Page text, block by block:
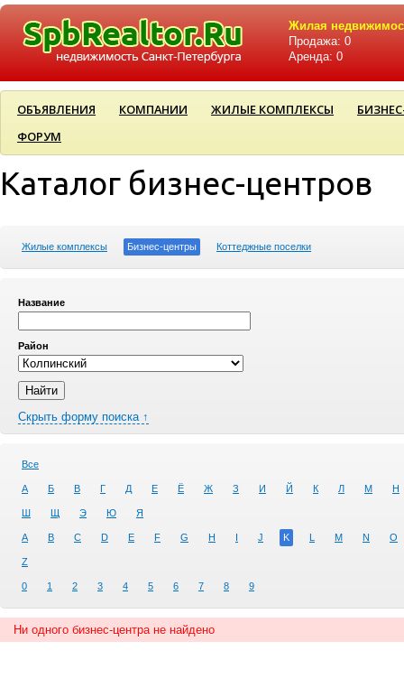
Жилая
Продажа: 0
Аренда: 0
ОБЪЯВЛЕНИЯ КОМПАНИИ ЖИЛЫЕ КОМПЛЕКСЫ
ФОРУМ
Каталог бизнес-центров
Жилые комплексы Бизнес-центры Коттеджные поселки
Название
Район
Скрыть форму поиска ↑
Все
А Б В Г Д Е Ё Ж З И Й К Л М Н
Ш Щ Э Ю Я
A B C D E F G H I J K L M N O
Z
0 1 2 3 4 5 6 7 8 9
Ни одного бизнес-центра не найдено